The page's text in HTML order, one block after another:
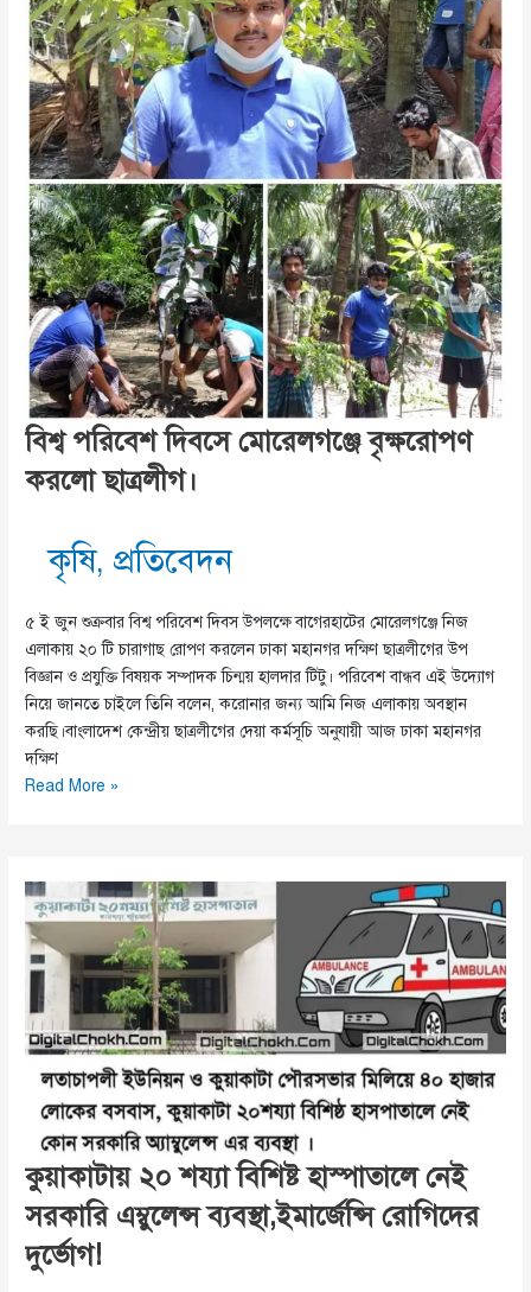
বিশ্ব পরিবেশ দিবসে মোরেলগঞ্জে বৃক্ষরোপণ
করলো ছাত্রলীগ।
কৃষি,প্রতিবেদন
৫ ই জুন শুক্রবার বিশ্ব পরিবেশ দিবস উপলক্ষে বাগেরহাটের মোরেলগঞ্জে নিজ
এলাকায় ২০ টি চারাগাছ রোপণ করলেন ঢাকা মহানগর দক্ষিণ ছাত্রলীগের উপ
বিজ্ঞান ও প্রযুক্তি বিষয়ক সম্পাদক চিন্ময় হালদার টিটু। পরিবেশ বান্ধব এই উদ্যোগ
নিয়ে জানতে চাইলে তিনি বলেন, করোনার জন্য আমি নিজ এলাকায় অবস্থান
করছি।বাংলাদেশ কেন্দ্রীয় ছাত্রলীগের দেয়া কর্মসূচি অনুযায়ী আজ ঢাকা মহানগর
দক্ষিণ
বিশ্ব
বৃক্ষরোপণ
করলো
ছাত্রলীগ।
Read More »
কুয়াকাটায় ২০ শয্যা বিশিষ্ট হাস্পাতালে নেই
সরকারি এম্বুলেন্স ব্যবস্থা,ইমার্জেন্সি রোগিদের
দুর্ভোগ!